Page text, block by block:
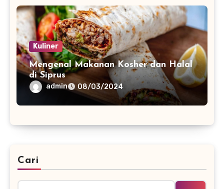
Kuliner
Mengenal Makanan Kosher dan Halal
di Siprus
admin 08/03/2024
Cari